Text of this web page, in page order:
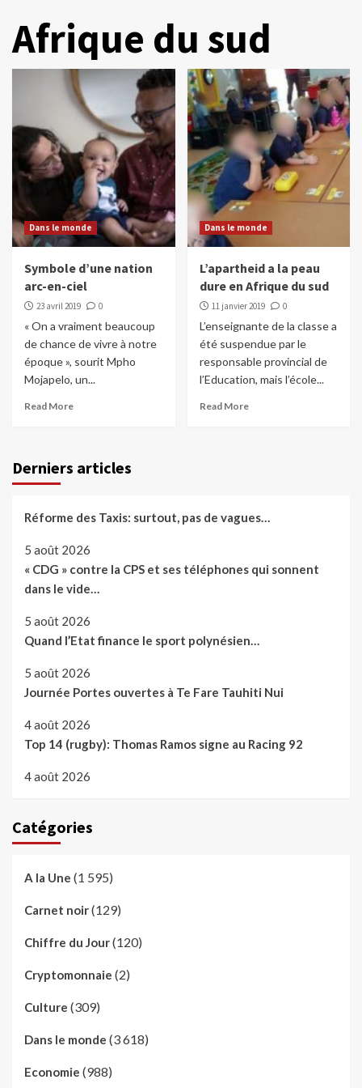
Afrique du sud
Dans le monde
Symbole d’une nation
arc-en-ciel
23 avril 2019 0
« On a vraiment beaucoup
de chance de vivre à notre
époque », sourit Mpho
Mojapelo, un...
Read More
Dans le monde
L’apartheid a la peau
dure en Afrique du sud
11 janvier 2019 0
L’enseignante de la classe a
été suspendue par le
responsable provincial de
l’Education, mais l’école...
Read More
Derniers articles
Réforme des Taxis: surtout, pas de vagues…
5 août 2026
« CDG » contre la CPS et ses téléphones qui sonnent
dans le vide…
5 août 2026
Quand l’Etat finance le sport polynésien…
5 août 2026
Journée Portes ouvertes à Te Fare Tauhiti Nui
4 août 2026
Top 14 (rugby): Thomas Ramos signe au Racing 92
4 août 2026
Catégories
A la Une (1 595)
Carnet noir(129)
Chiffre du Jour(120)
Cryptomonnaie (2)
Culture (309)
Dans le monde (3 618)
Economie (988)